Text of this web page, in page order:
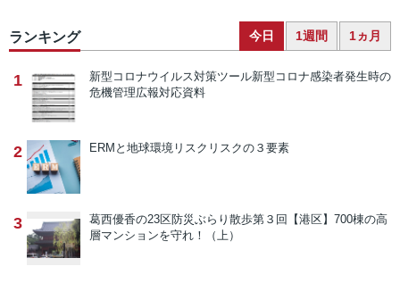
ランキング 今日 1週間 1ヵ月
1 新型コロナウイルス対策ツール新型コロナ感染者発生時の
危機管理広報対応資料
2 ERMと地球環境リスク リスクの３要素
3 葛西優香の23区防災ぶらり散歩第３回【港区】700棟の高
層マンションを守れ！（上）